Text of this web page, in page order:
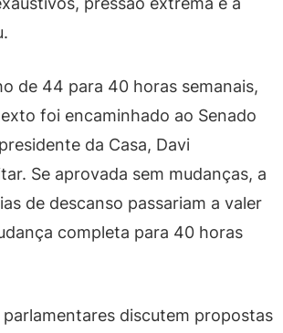
de 44 para 40 horas semanais,
foi encaminhado ao Senado
da Casa, Davi
Se aprovada sem mudanças, a
de descanso passariam a valer
completa para 40 horas
discutem propostas